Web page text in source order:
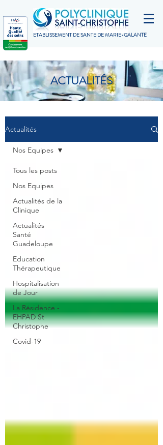
ETABLISSEMENT DE SANTÉ DE MARIE-GALANTE
ACTUALITÉS
Actualités
Tous les posts
Nos Equipes
Actualités de la
Clinique
Actualités
Santé
Guadeloupe
Education
Thérapeutique
Hospitalisation
de Jour
La Résidence -
EHPAD St
Christophe
Covid-19
Nos Equipes